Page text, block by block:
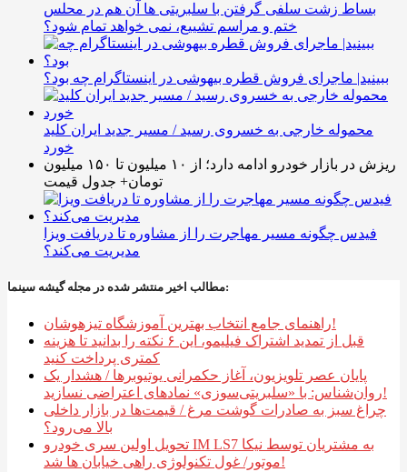
بساط زشت سلفی گرفتن با سلبریتی ها آن هم در محلس
ختم و مراسم تشییع، نمی خواهد تمام شود؟
ببینید| ماجرای فروش قطره بیهوشی در اینستاگرام چه بود؟
محموله خارجی به خسروی رسید / مسیر جدید ایران کلید
خورد
ریزش در بازار خودرو ادامه دارد؛ از ۱۰ میلیون تا ۱۵۰ میلیون
تومان+ جدول قیمت
فیدس چگونه مسیر مهاجرت را از مشاوره تا دریافت ویزا
مدیریت می‌کند؟
مطالب اخیر منتشر شده در مجله گیشه سینما:
راهنمای جامع انتخاب بهترین آموزشگاه تیزهوشان!
قبل از تمدید اشتراک فیلیمو، این ۶ نکته را بدانید تا هزینه
کمتری پرداخت کنید
پایان عصر تلویزیون، آغاز حکمرانی یوتیوبرها / هشدار یک
روان‌شناس: با «سلبریتی‌سوزی» نمادهای اعتراضی نسازید!
چراغ سبز به صادرات گوشت مرغ / قیمت‌ها در بازار داخلی
بالا می‌رود؟
تحویل اولین سری خودرو IM LS7 به مشتریان توسط نیکا
موتور/ غول تکنولوژی راهی خیابان ها شد!